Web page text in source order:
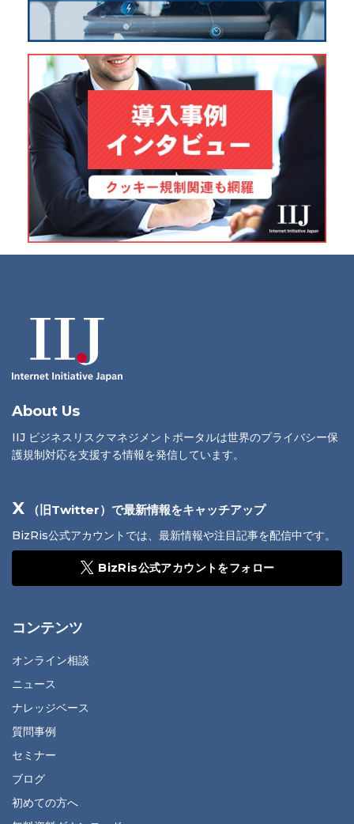
About Us
IIJ ビジネスリスクマネジメントポータルは世界のプライバシー保
護規制対応を支援する情報を発信しています。
X （旧Twitter）で最新情報をキャッチアップ
BizRis公式アカウントでは、最新情報や注目記事を配信中です。
BizRis公式アカウントをフォロー
コンテンツ
オンライン相談
ニュース
ナレッジベース
質問事例
セミナー
ブログ
初めての方へ